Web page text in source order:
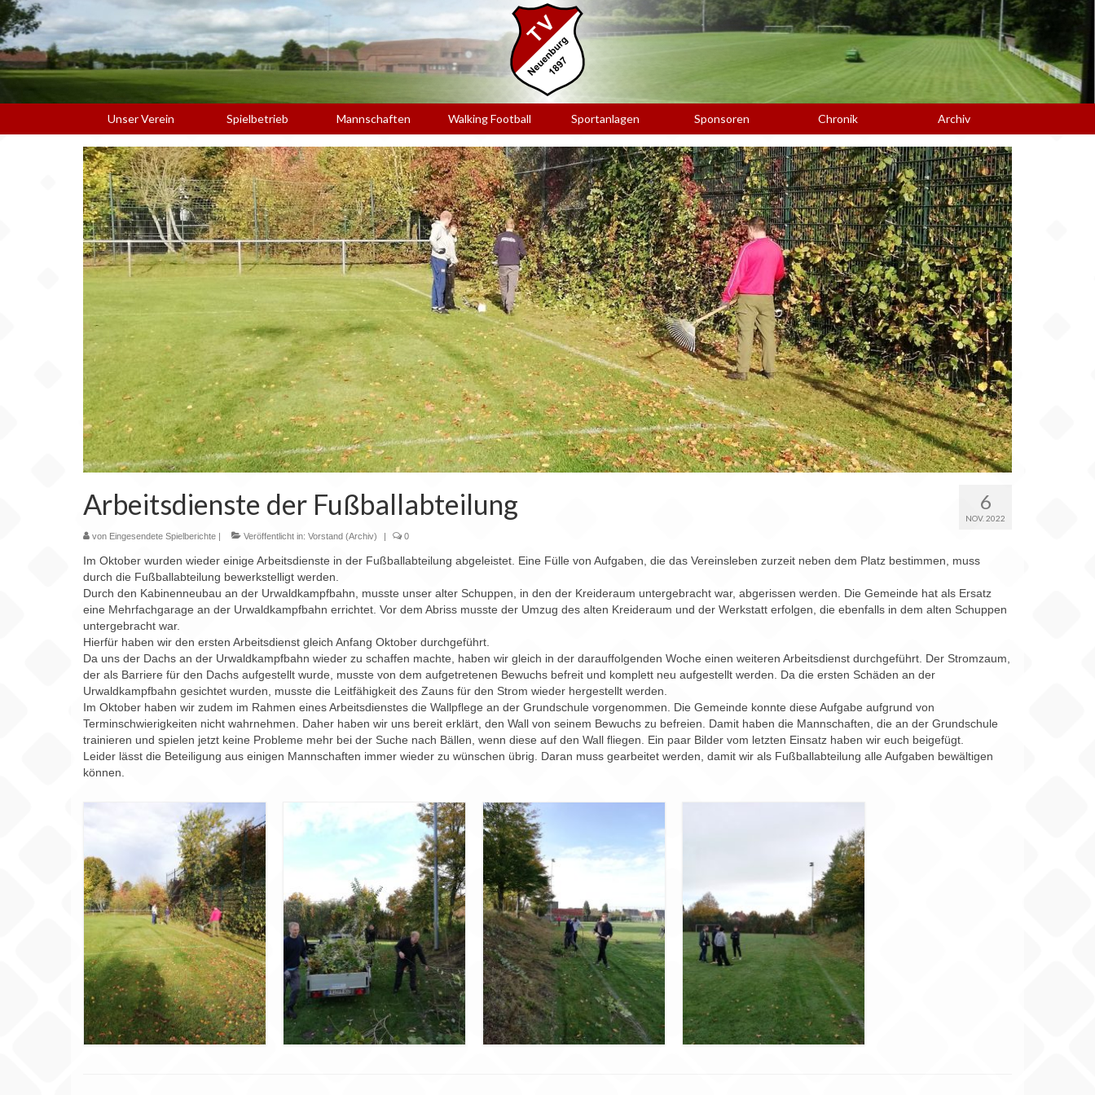
Unser Verein Spielbetrieb Mannschaften Walking Football Sportanlagen Sponsoren Chronik Archiv
6
NOV. 2022
Arbeitsdienste der Fußballabteilung
von Eingesendete Spielberichte | Veröffentlicht in: Vorstand (Archiv) | 0
Im Oktober wurden wieder einige Arbeitsdienste in der Fußballabteilung abgeleistet. Eine Fülle von Aufgaben, die das Vereinsleben zurzeit neben dem Platz bestimmen, muss
durch die Fußballabteilung bewerkstelligt werden.
Durch den Kabinenneubau an der Urwaldkampfbahn, musste unser alter Schuppen, in den der Kreideraum untergebracht war, abgerissen werden. Die Gemeinde hat als Ersatz
eine Mehrfachgarage an der Urwaldkampfbahn errichtet. Vor dem Abriss musste der Umzug des alten Kreideraum und der Werkstatt erfolgen, die ebenfalls in dem alten Schuppen
untergebracht war.
Hierfür haben wir den ersten Arbeitsdienst gleich Anfang Oktober durchgeführt.
Da uns der Dachs an der Urwaldkampfbahn wieder zu schaffen machte, haben wir gleich in der darauffolgenden Woche einen weiteren Arbeitsdienst durchgeführt. Der Stromzaum,
der als Barriere für den Dachs aufgestellt wurde, musste von dem aufgetretenen Bewuchs befreit und komplett neu aufgestellt werden. Da die ersten Schäden an der
Urwaldkampfbahn gesichtet wurden, musste die Leitfähigkeit des Zauns für den Strom wieder hergestellt werden.
Im Oktober haben wir zudem im Rahmen eines Arbeitsdienstes die Wallpflege an der Grundschule vorgenommen. Die Gemeinde konnte diese Aufgabe aufgrund von
Terminschwierigkeiten nicht wahrnehmen. Daher haben wir uns bereit erklärt, den Wall von seinem Bewuchs zu befreien. Damit haben die Mannschaften, die an der Grundschule
trainieren und spielen jetzt keine Probleme mehr bei der Suche nach Bällen, wenn diese auf den Wall fliegen. Ein paar Bilder vom letzten Einsatz haben wir euch beigefügt.
Leider lässt die Beteiligung aus einigen Mannschaften immer wieder zu wünschen übrig. Daran muss gearbeitet werden, damit wir als Fußballabteilung alle Aufgaben bewältigen
können.